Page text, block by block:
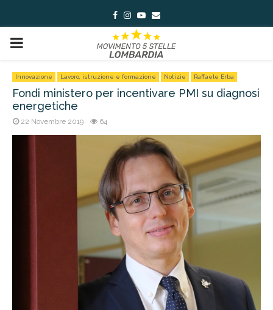
Facebook
Instagram
Youtube
Email
PRIMARY
MENU
Innovazione Lavoro, istruzione e formazione Notizie Raffaele Erba
Fondi ministero per incentivare PMI su diagnosi
energetiche
22 Novembre 2019 64